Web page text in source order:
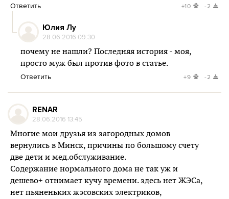
Ответить +10 -2
Юлия Лу
28.06.2016 09:30
почему не нашли? Последняя история - моя,
просто муж был против фото в статье.
Ответить +9 -2
RENAR
28.06.2016 13:45
Многие мои друзья из загородных домов
вернулись в Минск, причины по большому счету
две дети и мед.обслуживание.
Содержание нормального дома не так уж и
дешево+ отнимает кучу времени. здесь нет ЖЭСа,
нет пьяненьких жэсовских электриков,